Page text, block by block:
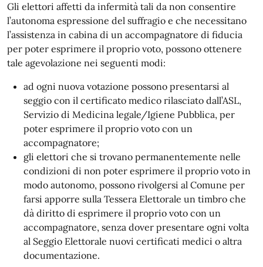
Gli elettori affetti da infermità tali da non consentire
l’autonoma espressione del suffragio e che necessitano
l’assistenza in cabina di un accompagnatore di fiducia
per poter esprimere il proprio voto, possono ottenere
tale agevolazione nei seguenti modi:
ad ogni nuova votazione possono presentarsi al
seggio con il certificato medico rilasciato dall’ASL,
Servizio di Medicina legale/Igiene Pubblica, per
poter esprimere il proprio voto con un
accompagnatore;
gli elettori che si trovano permanentemente nelle
condizioni di non poter esprimere il proprio voto in
modo autonomo, possono rivolgersi al Comune per
farsi apporre sulla Tessera Elettorale un timbro che
dà diritto di esprimere il proprio voto con un
accompagnatore, senza dover presentare ogni volta
al Seggio Elettorale nuovi certificati medici o altra
documentazione.